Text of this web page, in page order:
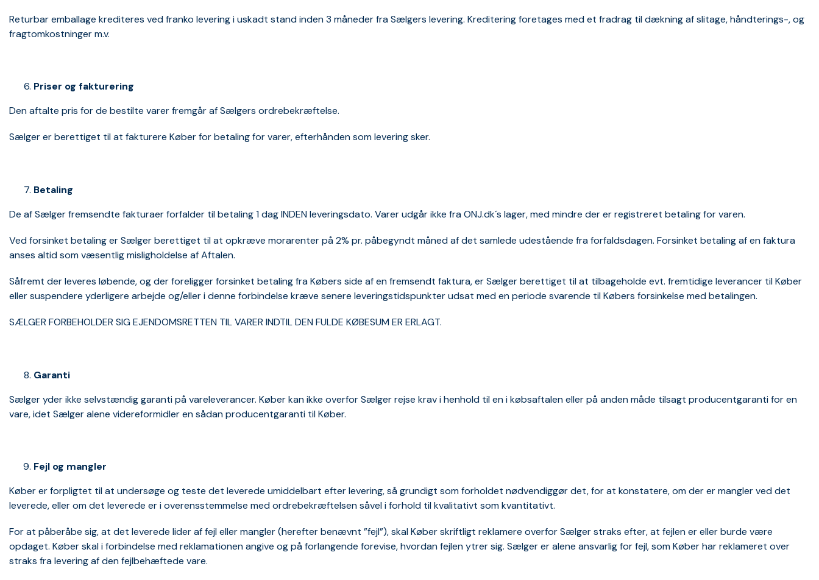
Returbar emballage krediteres ved franko levering i uskadt stand inden 3 måneder fra Sælgers levering. Kreditering foretages med et fradrag til dækning af slitage, håndterings-, og
fragtomkostninger m.v.
Priser og fakturering
Den aftalte pris for de bestilte varer fremgår af Sælgers ordrebekræftelse.
Sælger er berettiget til at fakturere Køber for betaling for varer, efterhånden som levering sker.
Betaling
De af Sælger fremsendte fakturaer forfalder til betaling 1 dag INDEN leveringsdato. Varer udgår ikke fra ONJ.dk´s lager, med mindre der er registreret betaling for varen.
Ved forsinket betaling er Sælger berettiget til at opkræve morarenter på 2% pr. påbegyndt måned af det samlede udestående fra forfaldsdagen. Forsinket betaling af en faktura
anses altid som væsentlig misligholdelse af Aftalen.
Såfremt der leveres løbende, og der foreligger forsinket betaling fra Købers side af en fremsendt faktura, er Sælger berettiget til at tilbageholde evt. fremtidige leverancer til Køber
eller suspendere yderligere arbejde og/eller i denne forbindelse kræve senere leveringstidspunkter udsat med en periode svarende til Købers forsinkelse med betalingen.
SÆLGER FORBEHOLDER SIG EJENDOMSRETTEN TIL VARER INDTIL DEN FULDE KØBESUM ER ERLAGT.
Garanti
Sælger yder ikke selvstændig garanti på vareleverancer. Køber kan ikke overfor Sælger rejse krav i henhold til en i købsaftalen eller på anden måde tilsagt producentgaranti for en
vare, idet Sælger alene videreformidler en sådan producentgaranti til Køber.
Fejl og mangler
Køber er forpligtet til at undersøge og teste det leverede umiddelbart efter levering, så grundigt som forholdet nødvendiggør det, for at konstatere, om der er mangler ved det
leverede, eller om det leverede er i overensstemmelse med ordrebekræftelsen såvel i forhold til kvalitativt som kvantitativt.
For at påberåbe sig, at det leverede lider af fejl eller mangler (herefter benævnt ”fejl”), skal Køber skriftligt reklamere overfor Sælger straks efter, at fejlen er eller burde være
opdaget. Køber skal i forbindelse med reklamationen angive og på forlangende forevise, hvordan fejlen ytrer sig. Sælger er alene ansvarlig for fejl, som Køber har reklameret over
straks fra levering af den fejlbehæftede vare.